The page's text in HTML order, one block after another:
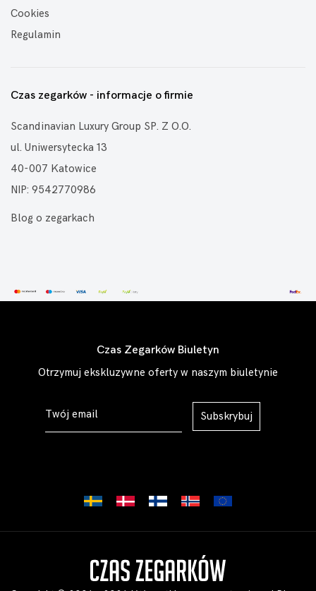
Cookies
Regulamin
Czas zegarków - informacje o firmie
Scandinavian Luxury Group SP. Z O.O.
ul. Uniwersytecka 13
40-007 Katowice
NIP: 9542770986
Blog o zegarkach
Czas Zegarków Biuletyn
Otrzymuj ekskluzywne oferty w naszym biuletynie
Subskrybuj